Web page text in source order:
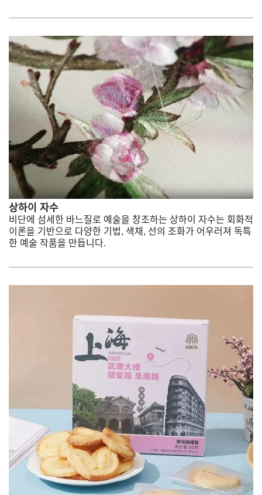
상하이 자수
비단에 섬세한 바느질로 예술을 창조하는 상하이 자수는 회화적
이론을 기반으로 다양한 기법, 색채, 선의 조화가 어우러져 독특
한 예술 작품을 만듭니다.